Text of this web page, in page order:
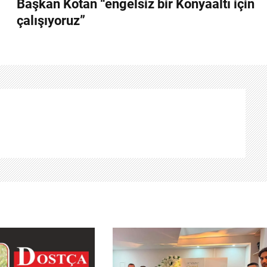
Başkan Kotan “engelsiz bir Konyaaltı için
çalışıyoruz”